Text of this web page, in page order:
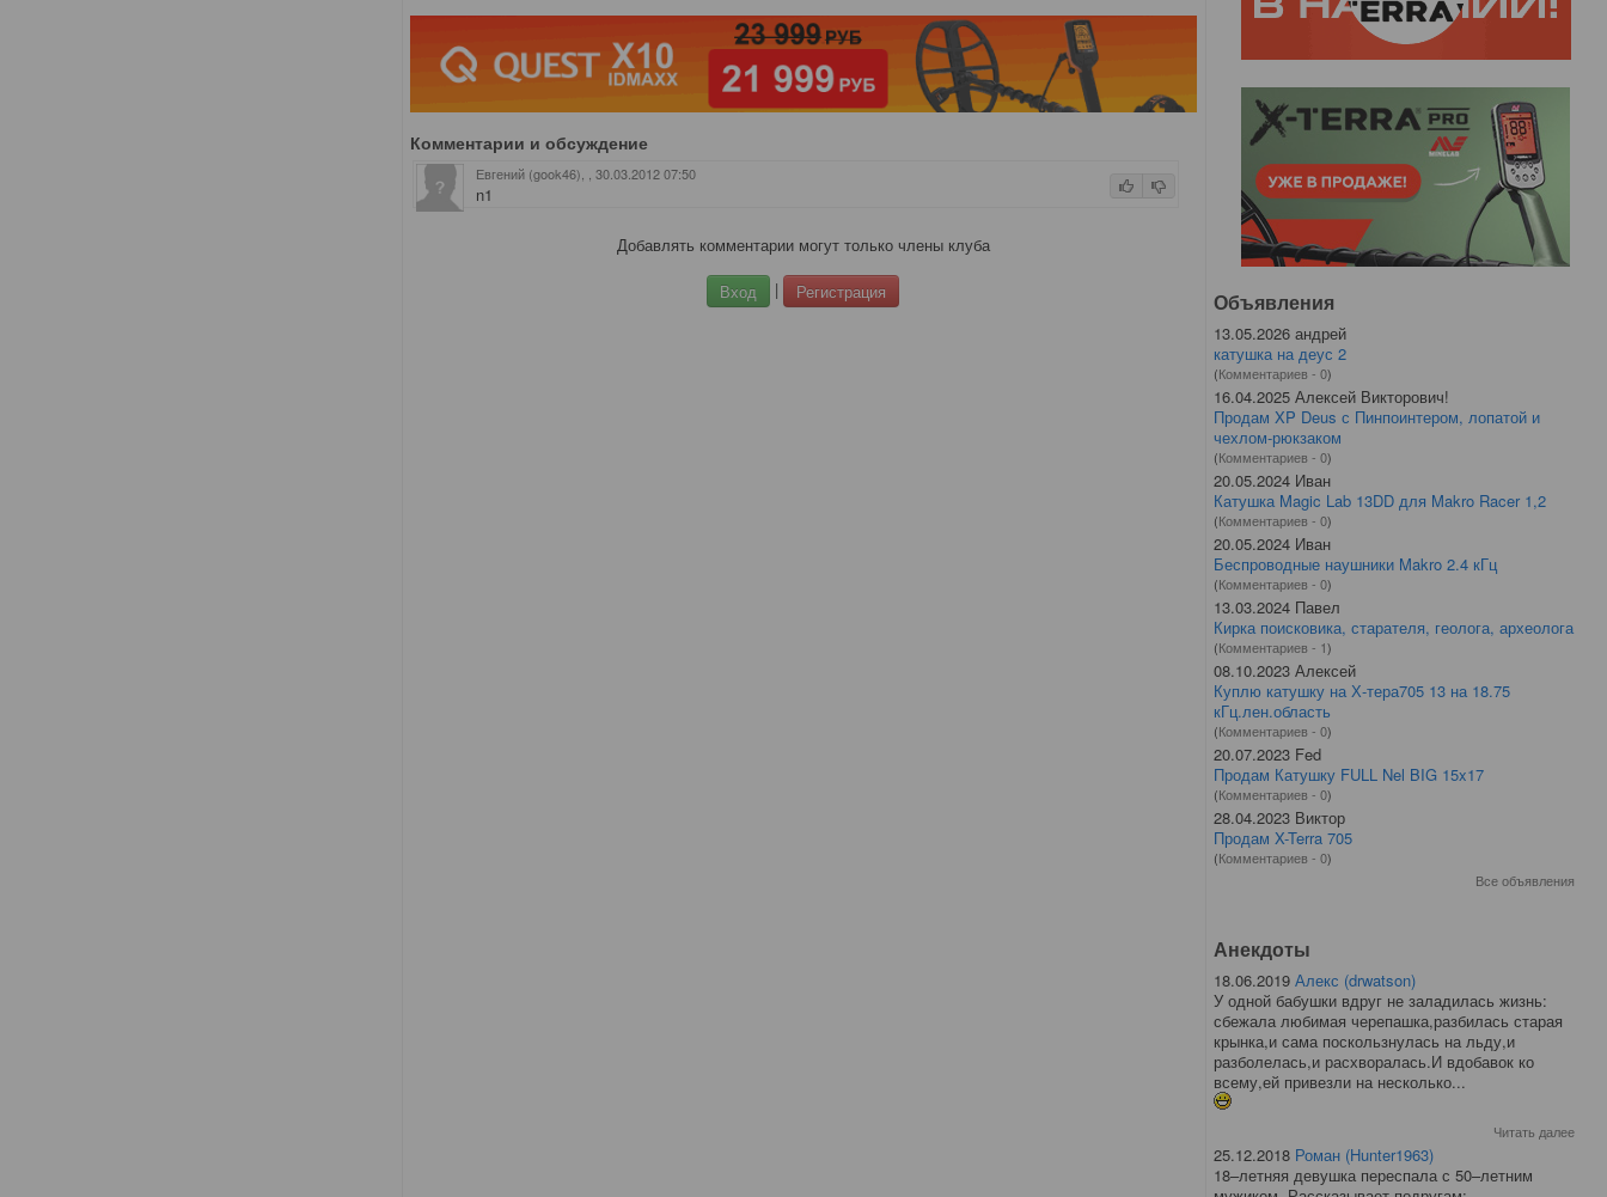
Комментарии и обсуждение
Евгений (gook46), , 30.03.2012 07:50
n1
Добавлять комментарии могут только члены клуба
Вход | Регистрация Объявления
13.05.2026 андрей
катушка на деус 2
(Комментариев - 0)
16.04.2025 Алексей Викторович!
Продам XP Deus с Пинпоинтером, лопатой и
чехлом-рюкзаком
(Комментариев - 0)
20.05.2024 Иван
Катушка Magic Lab 13DD для Makro Racer 1,2
(Комментариев - 0)
20.05.2024 Иван
Беспроводные наушники Makro 2.4 кГц
(Комментариев - 0)
13.03.2024 Павел
Кирка поисковика, старателя, геолога, археолога
(Комментариев - 1)
08.10.2023 Алексей
Куплю катушку на Х-тера705 13 на 18.75
кГц.лен.область
(Комментариев - 0)
20.07.2023 Fed
Продам Катушку FULL Nel BIG 15x17
(Комментариев - 0)
28.04.2023 Виктор
Продам X-Terra 705
(Комментариев - 0)
Все объявления
Анекдоты
18.06.2019 Алекс (drwatson)
У одной бабушки вдруг не заладилась жизнь:
сбежала любимая черепашка,разбилась старая
крынка,и сама поскользнулась на льду,и
разболелась,и расхворалась.И вдобавок ко
всему,ей привезли на несколько...
Читать далее
25.12.2018 Роман (Hunter1963)
18–летняя девушка переспала с 50–летним